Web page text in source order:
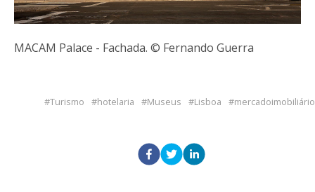
MACAM Palace - Fachada. © Fernando Guerra
Turismo hotelaria Museus Lisboa mercadoimobiliário